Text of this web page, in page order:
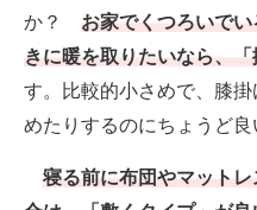
か？ お家でくつろいで
きに暖を取りたいなら、
す。比較的小さめで、膝
めたりするのにちょうど良
寝る前に布団やマット